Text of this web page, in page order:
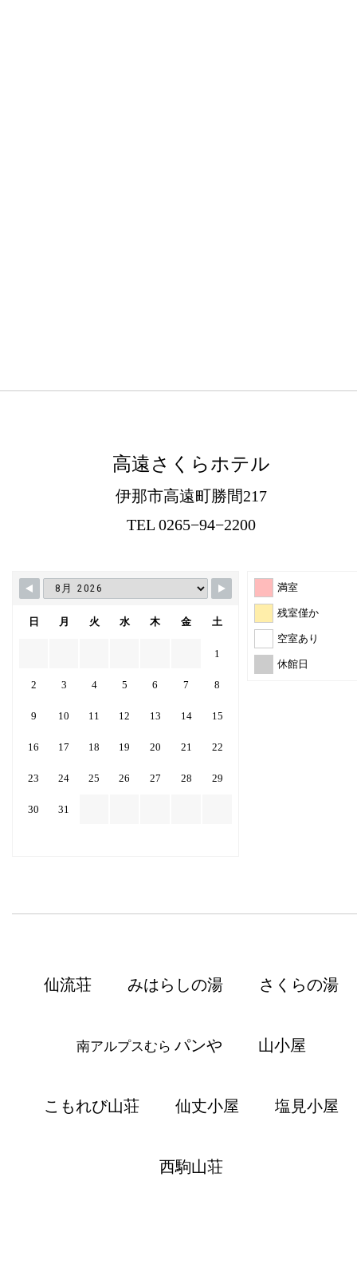
高遠さくらホテル
伊那市高遠町勝間217
TEL 0265−94−2200
満室
残室僅か
空室あり
休館日
日 月 火 水 木 金 土
1
2 3 4 5 6 7 8
9 10 11 12 13 14 15
16 17 18 19 20 21 22
23 24 25 26 27 28 29
30 31
仙流荘 みはらしの湯 さくらの湯
南アルプスむら パンや 山小屋
こもれび山荘 仙丈小屋 塩見小屋
西駒山荘